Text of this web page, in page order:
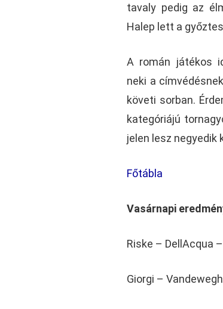
tavaly pedig az
Halep lett a
A román játékos
neki a
követi sorban.
kategóriájú
jelen lesz negyedik
Főtábla
Vasárnapi
Riske – DellAcqua
Giorgi –